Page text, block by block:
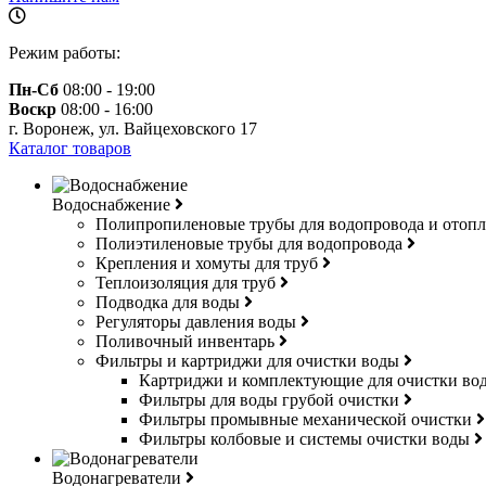
Режим работы:
Пн-Сб 08:00 - 19:00
Воскр 08:00 - 16:00
г. Воронеж, ул. Вайцеховского 17
Каталог товаров
Водоснабжение
Полипропиленовые трубы для водопровода и
Полиэтиленовые трубы для водопровода
Крепления и хомуты для труб
Теплоизоляция для труб
Подводка для воды
Регуляторы давления воды
Поливочный инвентарь
Фильтры и картриджи для очистки воды
Картриджи и комплектующие для очистки
Фильтры для воды грубой очистки
Фильтры промывные механической очистки
Фильтры колбовые и системы очистки воды
Водонагреватели